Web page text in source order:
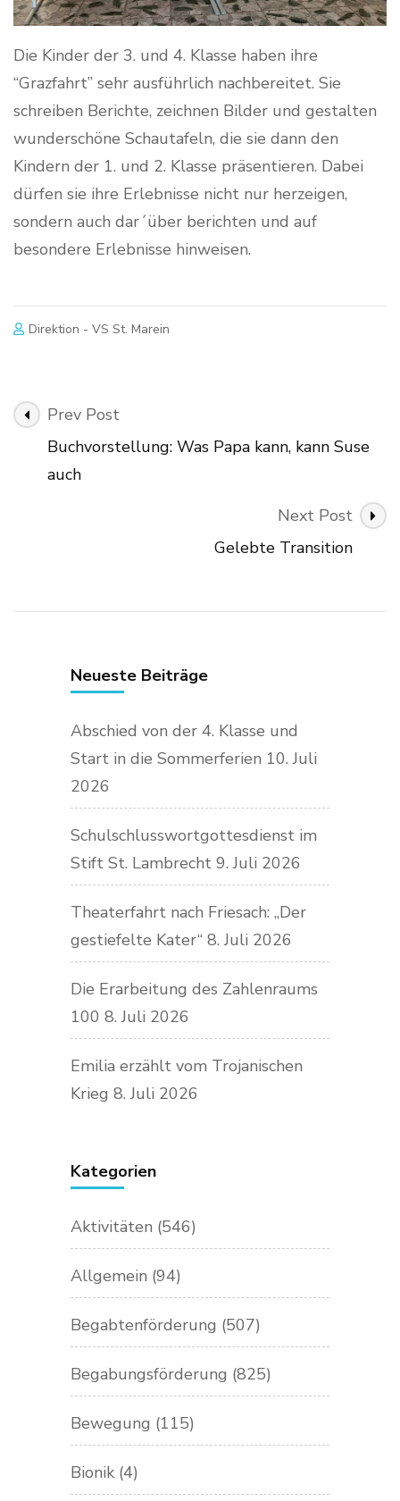
Die Kinder der 3. und 4. Klasse haben ihre
“Grazfahrt” sehr ausführlich nachbereitet. Sie
schreiben Berichte, zeichnen Bilder und gestalten
wunderschöne Schautafeln, die sie dann den
Kindern der 1. und 2. Klasse präsentieren. Dabei
dürfen sie ihre Erlebnisse nicht nur herzeigen,
sondern auch dar´über berichten und auf
besondere Erlebnisse hinweisen.
Direktion - VS St. Marein
Post
Navigation
Prev Post
Buchvorstellung: Was Papa kann, kann Suse
auch
Next Post
Gelebte Transition
Neueste Beiträge
Abschied von der 4. Klasse und
Start in die Sommerferien 10. Juli
2026
Schulschlusswortgottesdienst im
Stift St. Lambrecht 9. Juli 2026
Theaterfahrt nach Friesach: „Der
gestiefelte Kater“ 8. Juli 2026
Die Erarbeitung des Zahlenraums
100 8. Juli 2026
Emilia erzählt vom Trojanischen
Krieg 8. Juli 2026
Kategorien
Aktivitäten (546)
Allgemein (94)
Begabtenförderung (507)
Begabungsförderung (825)
Bewegung (115)
Bionik (4)